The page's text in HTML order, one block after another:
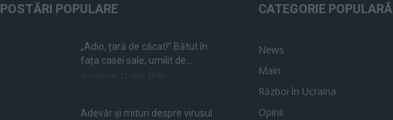
POSTĂRI POPULARE
„Adio, țară de căcat!” Bătut în
fața casei sale, umilit de...
Adevăr și mituri despre virusul
CATEGORIE POPULARĂ
News
Main
Război în Ucraina
Opinii